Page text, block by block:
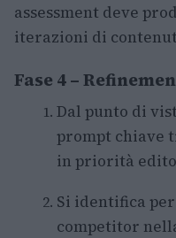
assessment deve
iterazioni di
Fase 4 –
Dal punto di
prompt chiave
in priorità
Si identifica
competitor